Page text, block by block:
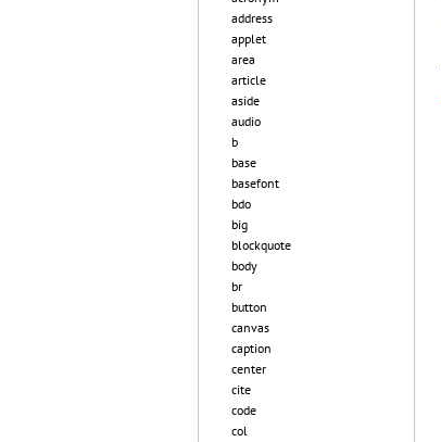
address
applet
area
article
aside
audio
b
base
basefont
bdo
big
blockquote
body
br
button
canvas
caption
center
cite
code
col